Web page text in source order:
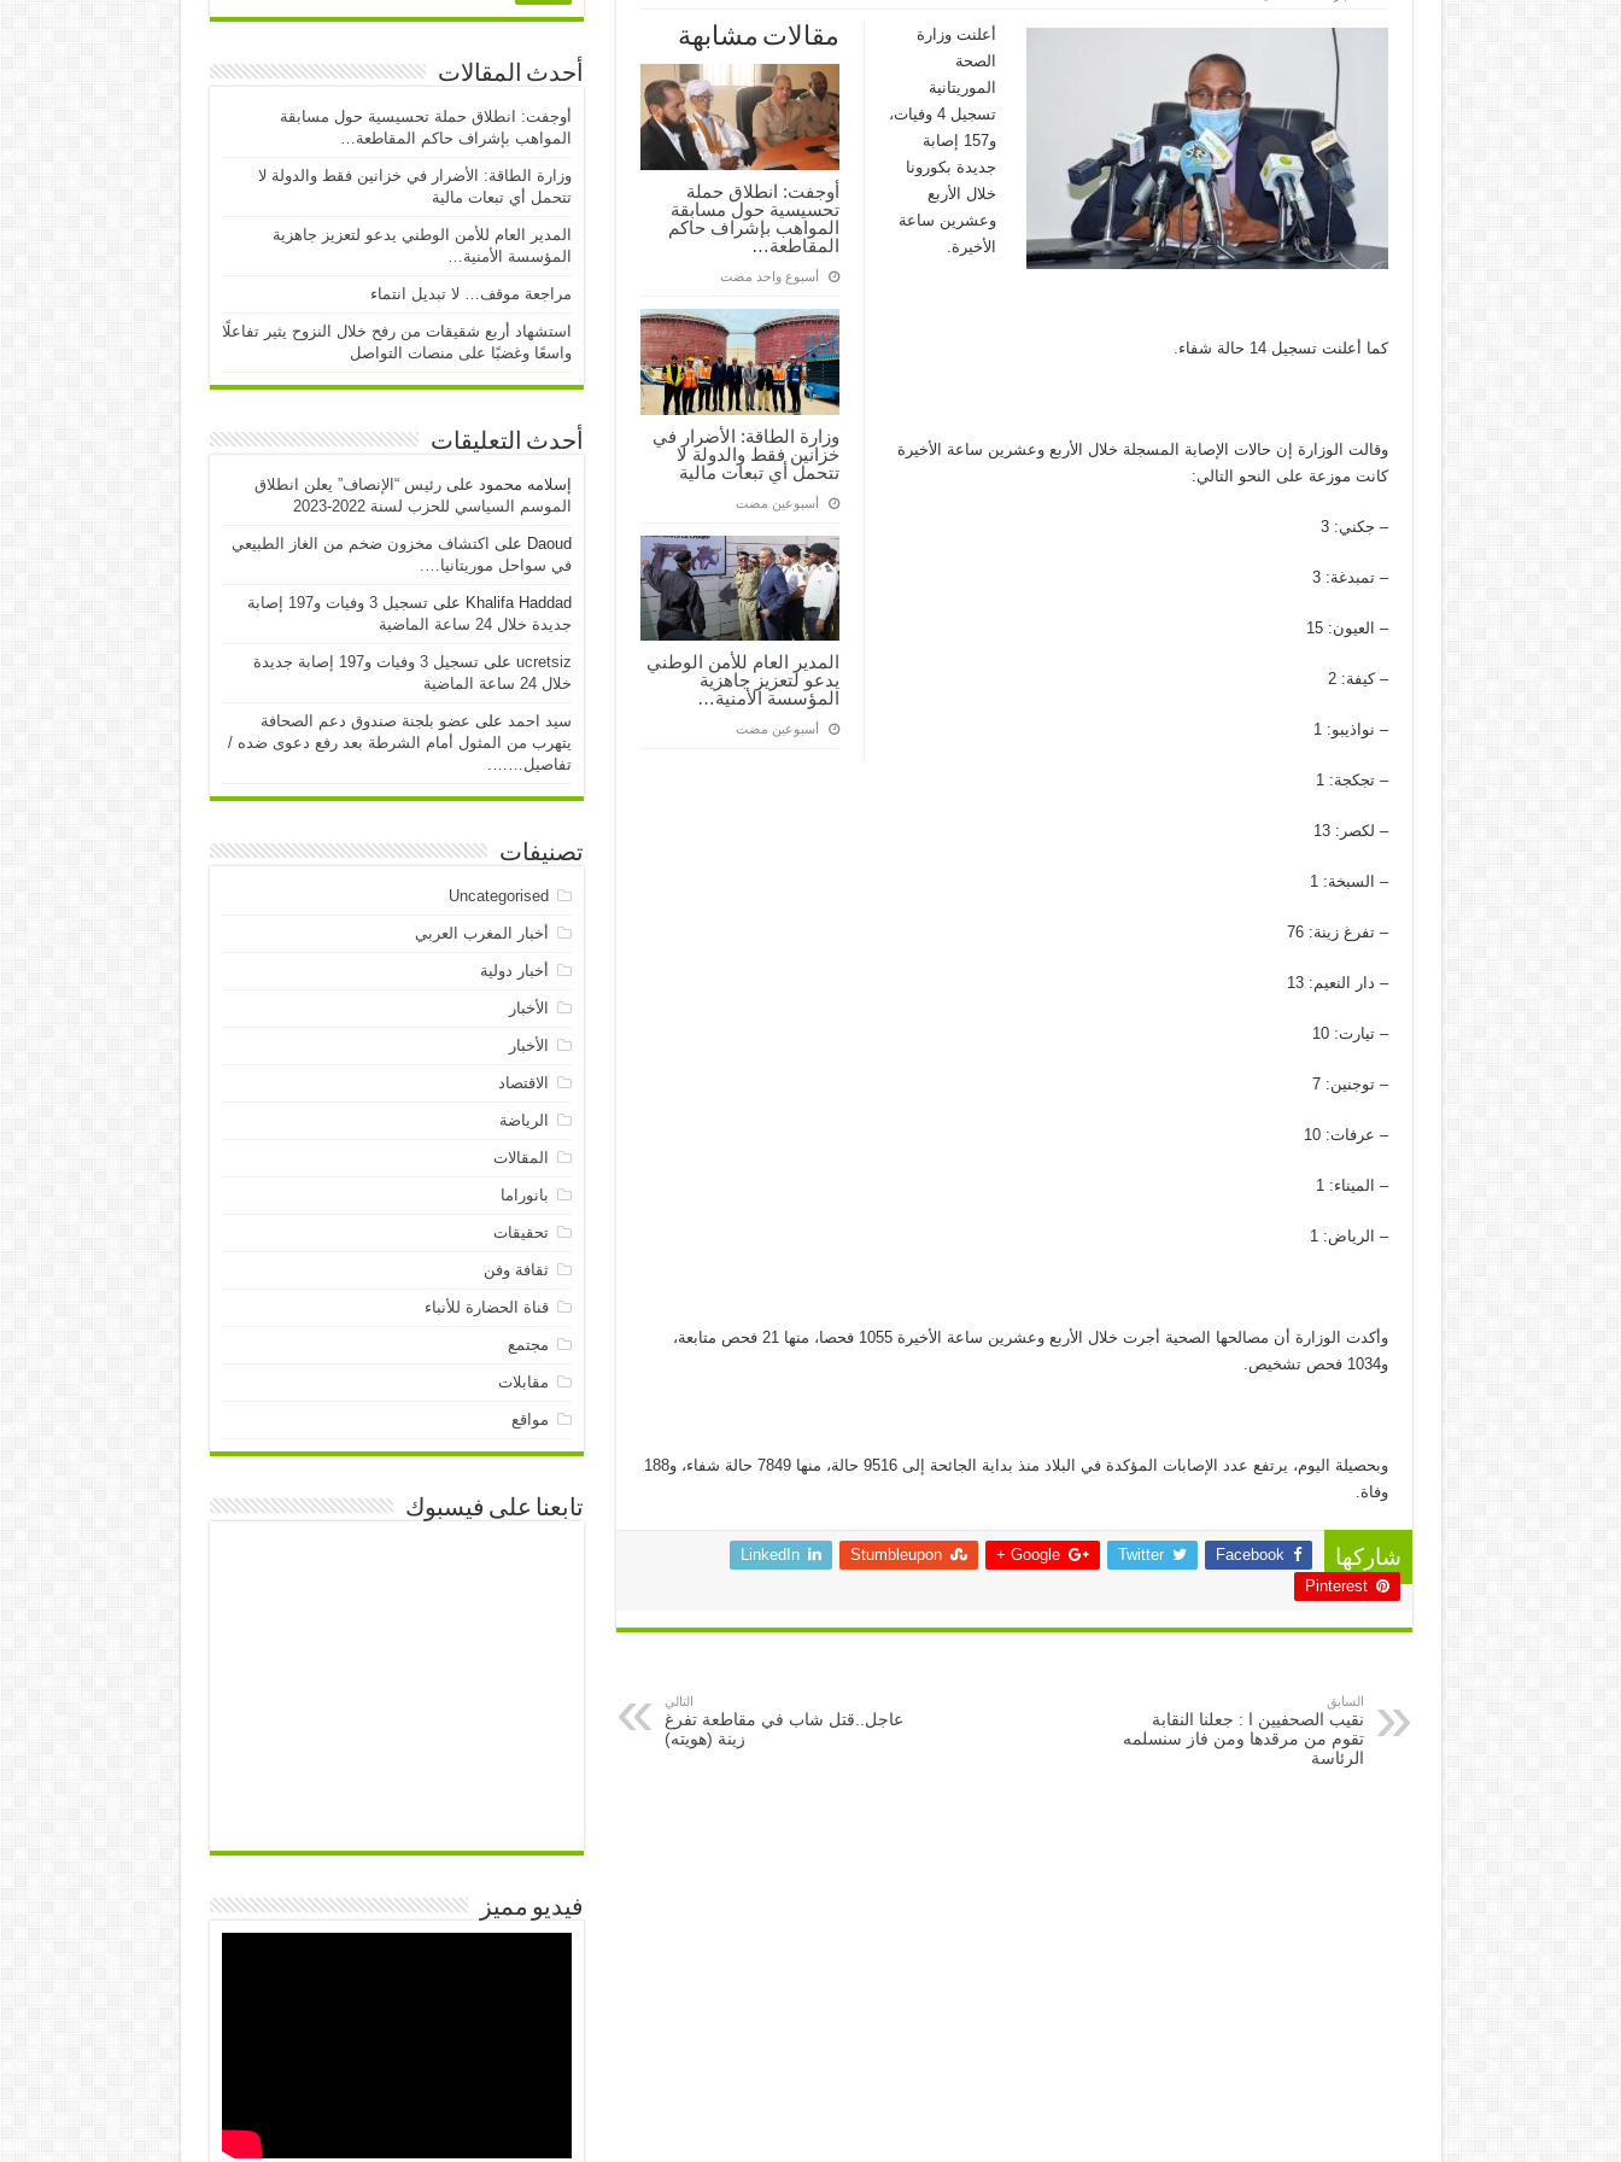
إصابة
جديدة
بكورونا
في
موريتانيا
مغلقة
مقالات مشابهة
أوجفت: انطلاق حملة
تحسيسية حول مسابقة
المواهب بإشراف حاكم
المقاطعة…
‏أسبوع واحد مضت
وزارة الطاقة: الأضرار في
خزانين فقط والدولة لا
تتحمل أي تبعات مالية
‏أسبوعين مضت
المدير العام للأمن الوطني
يدعو لتعزيز جاهزية
المؤسسة الأمنية…
‏أسبوعين مضت
أعلنت وزارة
الصحة
الموريتانية
تسجيل 4 وفيات،
و157 إصابة
جديدة بكورونا
خلال الأربع
وعشرين ساعة
الأخيرة.
كما أعلنت تسجيل 14 حالة شفاء.
وقالت الوزارة إن حالات الإصابة المسجلة خلال الأربع وعشرين ساعة الأخيرة
كانت موزعة على النحو التالي:
– جكني: 3
– تمبدغة: 3
– العيون: 15
– كيفة: 2
– نواذيبو: 1
– تجكجة: 1
– لكصر: 13
– السبخة: 1
– تفرغ زينة: 76
– دار النعيم: 13
– تيارت: 10
– توجنين: 7
– عرفات: 10
– الميناء: 1
– الرياض: 1
وأكدت الوزارة أن مصالحها الصحية أجرت خلال الأربع وعشرين ساعة الأخيرة 1055 فحصا، منها 21 فحص متابعة،
و1034 فحص تشخيص.
وبحصيلة اليوم، يرتفع عدد الإصابات المؤكدة في البلاد منذ بداية الجائحة إلى 9516 حالة، منها 7849 حالة شفاء، و188
وفاة.
شاركها Facebook
Twitter
Google +
Stumbleupon
LinkedIn
Pinterest
السابق
نقيب الصحفيين ا : جعلنا النقابة
تقوم من مرقدها ومن فاز سنسلمه
الرئاسة
التالي
عاجل..قتل شاب في مقاطعة تفرغ
زينة (هويته)
أحدث المقالات
أوجفت: انطلاق حملة تحسيسية حول مسابقة
المواهب بإشراف حاكم المقاطعة…
وزارة الطاقة: الأضرار في خزانين فقط والدولة لا
تتحمل أي تبعات مالية
المدير العام للأمن الوطني يدعو لتعزيز جاهزية
المؤسسة الأمنية…
مراجعة موقف… لا تبديل انتماء
استشهاد أربع شقيقات من رفح خلال النزوح يثير تفاعلًا
واسعًا وغضبًا على منصات التواصل
أحدث التعليقات
إسلامه محمود علىرئيس “الإنصاف” يعلن انطلاق
الموسم السياسي للحزب لسنة 2022-2023
Daoud على اكتشاف مخزون ضخم من الغاز الطبيعي
في سواحل موريتانيا….
Khalifa Haddad على
تسجيل 3 وفيات و197 إصابة
جديدة خلال 24 ساعة الماضية
ucretsiz على
تسجيل 3 وفيات و197 إصابة جديدة
خلال 24 ساعة الماضية
سيد احمد على عضو بلجنة صندوق دعم الصحافة
يتهرب من المثول أمام الشرطة بعد رفع دعوى ضده /
تفاصيل…….
تصنيفات
Uncategorised
أخبار المغرب العربي
أخبار دولية
الأخبار
الأخبار
الاقتصاد
الرياضة
المقالات
بانوراما
تحقيقات
ثقافة وفن
قناة الحضارة للأنباء
مجتمع
مقابلات
مواقع
تابعنا على فيسبوك
فيديو مميز